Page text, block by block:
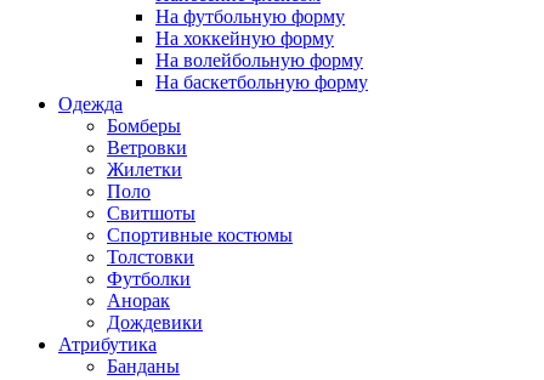
На футбольную форму
На хоккейную форму
На волейбольную форму
На баскетбольную форму
Одежда
Бомберы
Ветровки
Жилетки
Поло
Свитшоты
Спортивные костюмы
Толстовки
Футболки
Анорак
Дождевики
Атрибутика
Банданы